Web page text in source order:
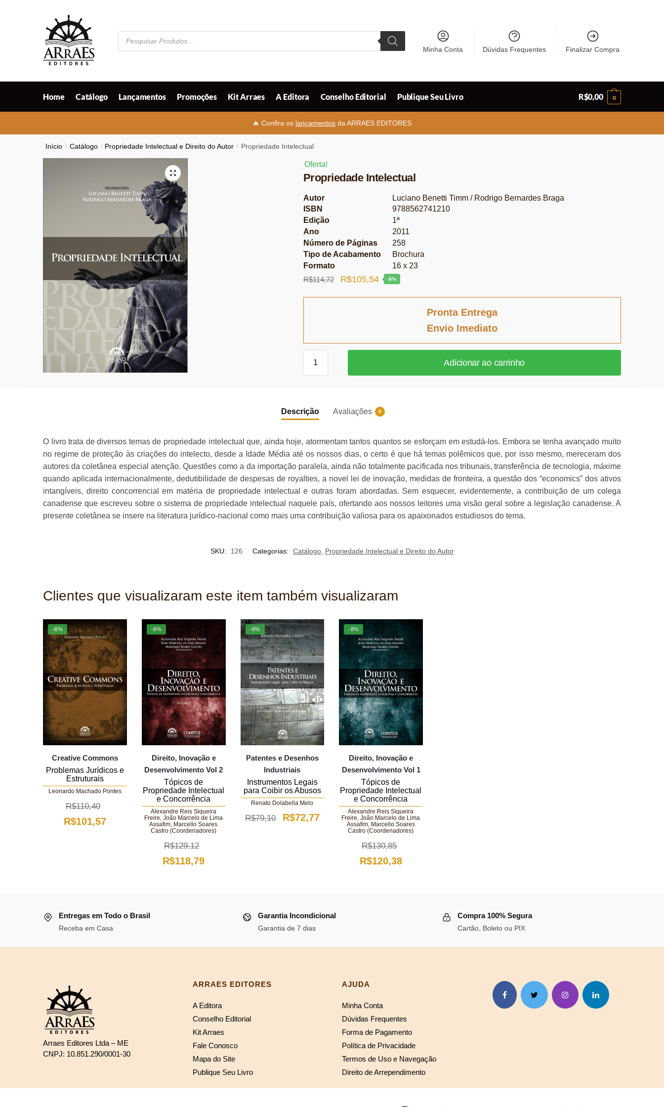
Pesquisar
produtos
Minha Conta Dúvidas Frequentes Finalizar Compra
Home Catálogo Lançamentos Promoções Kit Arraes A Editora Conselho Editorial Publique Seu Livro R$0,00 0
🔥 Confira os lançamentos da ARRAES EDITORES
Início / Catálogo / Propriedade Intelectual e Direito do Autor / Propriedade Intelectual
🔍
Oferta!
Propriedade Intelectual
Autor
Luciano Benetti Timm / Rodrigo Bernardes Braga
ISBN
9788562741210
Edição
1ª
Ano
2011
Número de Páginas
258
Tipo de Acabamento
Brochura
Formato
16 x 23
R$114,72
O
R$105,54O
-8%
Pronta Entrega
Envio Imediato
Intelectual
Adicionar ao carrinho
Descrição Avaliações 0
O livro trata de diversos temas de propriedade intelectual que, ainda hoje, atormentam tantos quantos se esforçam em estudá-los. Embora se tenha avançado muito
no regime de proteção às criações do intelecto, desde a Idade Média até os nossos dias, o certo é que há temas polêmicos que, por isso mesmo, mereceram dos
autores da coletânea especial atenção. Questões como a da importação paralela, ainda não totalmente pacificada nos tribunais, transferência de tecnologia, máxime
quando aplicada internacionalmente, dedutibilidade de despesas de royalties, a novel lei de inovação, medidas de fronteira, a questão dos “economics” dos ativos
intangíveis, direito concorrencial em matéria de propriedade intelectual e outras foram abordadas. Sem esquecer, evidentemente, a contribuição de um colega
canadense que escreveu sobre o sistema de propriedade intelectual naquele país, ofertando aos nossos leitores uma visão geral sobre a legislação canadense. A
presente coletânea se insere na literatura jurídico-nacional como mais uma contribuição valiosa para os apaixonados estudiosos do tema.
SKU: 126 Categorias: Catálogo, Propriedade Intelectual e Direito do Autor
Clientes que visualizaram este item também visualizaram
-8%
Creative Commons
Problemas Jurídicos e
Estruturais
Leonardo Machado Pontes
R$110,40
O
R$101,57O
-8%
Direito, Inovação e
Desenvolvimento Vol 2
Tópicos de
Propriedade Intelectual
e Concorrência
Alexandre Reis Siqueira
Freire, João Marcelo de Lima
Assafim, Marcello Soares
Castro (Coordenadores)
R$129,12
O
R$118,79O
R$118,79.
-8%
Patentes e Desenhos
Industriais
Instrumentos Legais
para Coibir os Abusos
Renato Dolabella Melo
R$79,10
O
R$72,77O
-8%
Direito, Inovação e
Desenvolvimento Vol 1
Tópicos de
Propriedade Intelectual
e Concorrência
Alexandre Reis Siqueira
Freire, João Marcelo de Lima
Assafim, Marcello Soares
Castro (Coordenadores)
R$130,85
O
R$120,38O
R$120,38.
Entregas em Todo o Brasil
Receba em Casa
Garantia Incondicional
Garantia de 7 dias
Compra 100% Segura
Cartão, Boleto ou PIX
Arraes Editores Ltda – ME
CNPJ: 10.851.290/0001-30
ARRAES EDITORES
A Editora
Conselho Editorial
Kit Arraes
Fale Conosco
Mapa do Site
Publique Seu Livro
AJUDA
Minha Conta
Dúvidas Frequentes
Forma de Pagamento
Política de Privacidade
Termos de Uso e Navegação
Direito de Arrependimento